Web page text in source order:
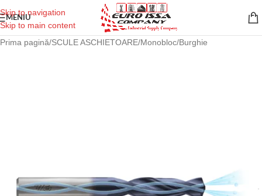
Skip to navigation
Skip to main content
MENIU
Prima pagină/SCULE ASCHIETOARE/Monobloc/Burghie